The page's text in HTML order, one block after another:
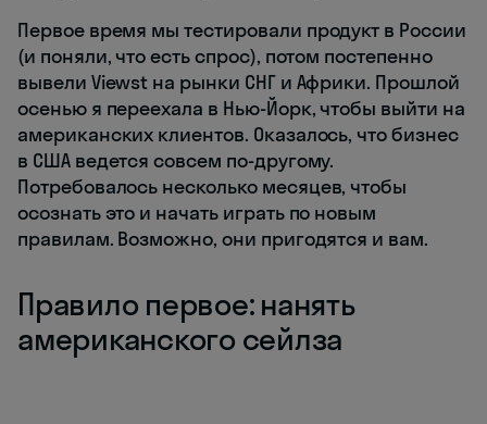
Первое время мы тестировали продукт в России
(и поняли, что есть спрос), потом постепенно
вывели Viewst на рынки СНГ и Африки. Прошлой
осенью я переехала в Нью-Йорк, чтобы выйти на
американских клиентов. Оказалось, что бизнес
в США ведется совсем по-другому.
Потребовалось несколько месяцев, чтобы
осознать это и начать играть по новым
правилам. Возможно, они пригодятся и вам.
Правило первое: нанять
американского сейлза